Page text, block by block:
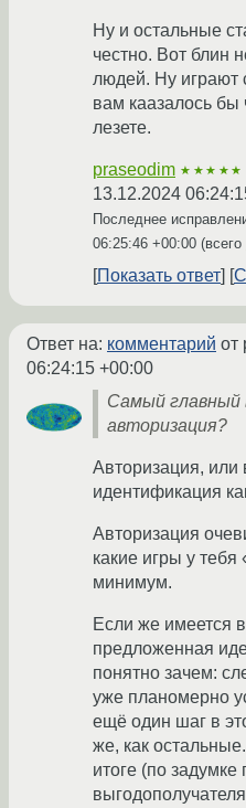
Ну и остальные
честно. Вот блин
людей. Ну играют
вам каазалось бы
лезете.
praseodim ★★★★★
13.12.2024
Последнее
06:25:46 +00:00 (всего
Показать ответ
Ответ на: комментарий от
06:24:15 +00:00
Самый главный
авторизация?
Авторизация, или
идентификация
Авторизация
какие игры у тебя
минимум.
Если же имеется
предложенная
понятно зачем:
уже планомерно
ещё один шаг в
же, как
итоге (по задумке